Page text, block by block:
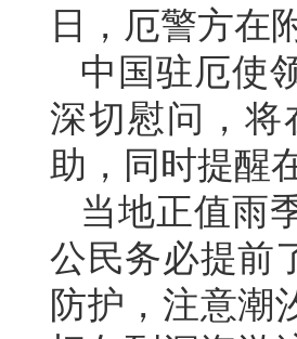
日，厄警方在
中国驻厄使
深切慰问，将
助，同时提醒
当地正值雨
公民务必提前
防护，注意潮